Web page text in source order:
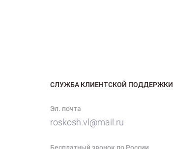
СЛУЖБА КЛИЕНТСКОЙ ПОДДЕРЖКИ
Эл. почта
roskosh.vl@mail.ru
Бесплатный звонок по России